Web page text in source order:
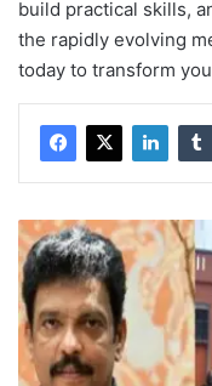
build practical skills,
the rapidly evolving
today to transform
ആരാകും
ചലച്ചിത്ര
അക്കാദമി
തലപ്പത്ത്….